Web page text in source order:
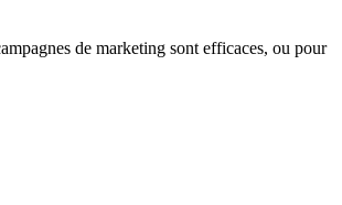
de marketing sont efficaces, ou pour